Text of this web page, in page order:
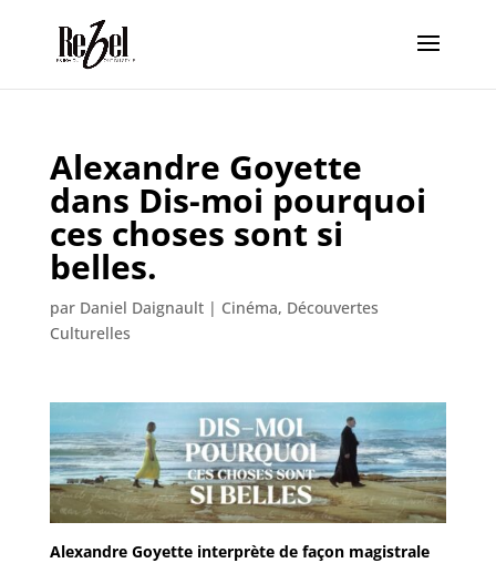
Alexandre Goyette
dans Dis-moi pourquoi
ces choses sont si
belles.
par Daniel Daignault| Cinéma, Découvertes
Culturelles
Alexandre Goyette interprète de façon magistrale